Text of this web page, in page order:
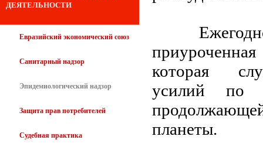
ДЕЯТЕЛЬНОСТИ
Евразийский экономический союз
Санитарный надзор
Эпидемиологический надзор
Защита прав потребителей
Судебная практика
Ежегодно
которая
усилий по
планеты.